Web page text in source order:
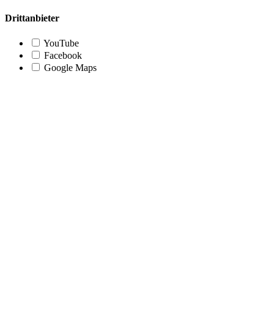
Drittanbieter
YouTube
Facebook
Google Maps